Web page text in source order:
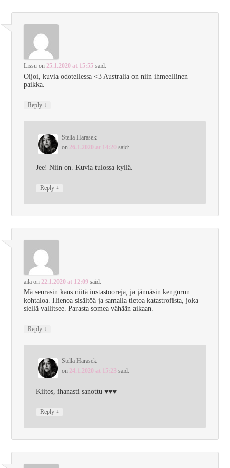
Lissu on25.1.2020 at 15:55 said:
Oijoi, kuvia odotellessa <3 Australia on niin ihmeellinen
paikka.
Reply ↓
Stella Harasek
on 26.1.2020 at 14:20 said:
Jee! Niin on. Kuvia tulossa kyllä.
Reply ↓
aila on22.1.2020 at 12:09 said:
Mä seurasin kans niitä instastooreja, ja jännäsin kengurun
kohtaloa. Hienoa sisältöä ja samalla tietoa katastrofista, joka
siellä vallitsee. Parasta somea vähään aikaan.
Reply ↓
Stella Harasek
on 24.1.2020 at 15:23 said:
Kiitos, ihanasti sanottu ♥♥♥
Reply ↓